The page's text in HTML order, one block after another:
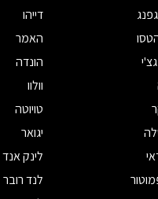
דייהו
האמר
הונדה
וולוו
טויוטה
יגואר
לינק אנד
לנד רובר